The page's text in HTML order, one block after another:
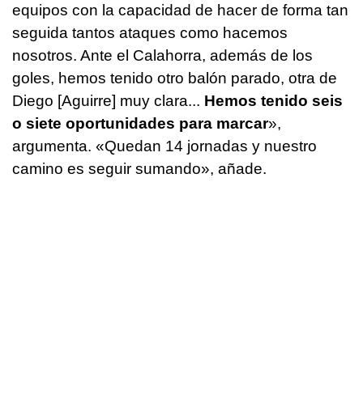
equipos con la capacidad de hacer de forma tan
seguida tantos ataques como hacemos
nosotros. Ante el Calahorra, además de los
goles, hemos tenido otro balón parado, otra de
Diego [Aguirre] muy clara... Hemos tenido seis
o siete oportunidades para marcar»,
argumenta. «Quedan 14 jornadas y nuestro
camino es seguir sumando», añade.